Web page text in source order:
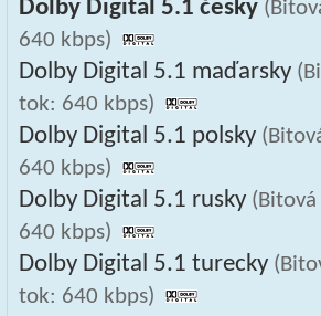
Dolby Digital 5.1 česky
640 kbps)
Dolby Digital 5.1 maďarsky
tok: 640 kbps)
Dolby Digital 5.1 polsky
640 kbps)
Dolby Digital 5.1 rusky
640 kbps)
Dolby Digital 5.1 turecky
tok: 640 kbps)